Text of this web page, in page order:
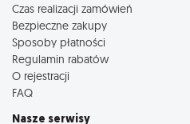
Czas realizacji zamówień
Bezpieczne zakupy
Sposoby płatności
Regulamin rabatów
O rejestracji
FAQ
Nasze serwisy